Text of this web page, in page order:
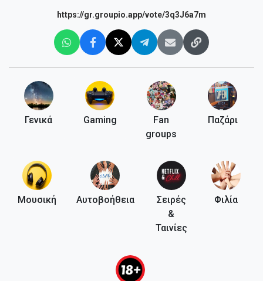
https://gr.groupio.app/vote/3q3J6a7m
Γενικά Gaming
Fan
groups
Παζάρι
Μουσική Αυτοβοήθεια
Σειρές
&
Ταινίες
Φιλία